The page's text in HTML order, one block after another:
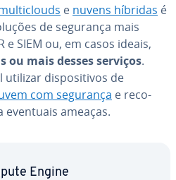
e nuvens híbridas é
de segurança mais
e SIEM ou, em casos ideais,
ou mais desses serviços.
utilizar dis­po­si­ti­vos de
com segurança e re­co­
eventuais ameaças.
Engine